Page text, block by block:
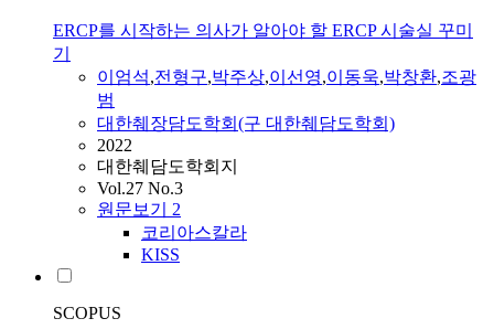
ERCP를 시작하는 의사가 알아야 할 ERCP 시술실 꾸미
기
이엄석,전형구,박주상,이선영,이동욱,박창환,조광
범
대한췌장담도학회(구 대한췌담도학회)
2022
대한췌담도학회지
Vol.27 No.3
원문보기 2
코리아스칼라
KISS
SCOPUS